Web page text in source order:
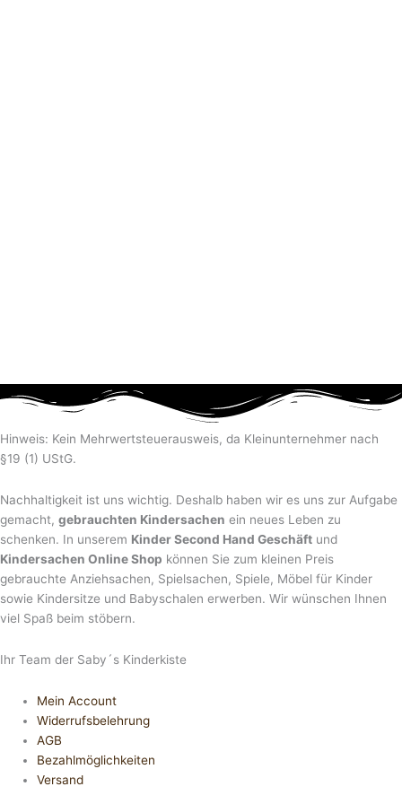
Hinweis: Kein Mehrwertsteuerausweis, da Kleinunternehmer nach
§19 (1) UStG.
Nachhaltigkeit ist uns wichtig. Deshalb haben wir es uns zur Aufgabe
gemacht, gebrauchten Kindersachen ein neues Leben zu
schenken. In unserem Kinder Second Hand Geschäft und
Kindersachen Online Shop können Sie zum kleinen Preis
gebrauchte Anziehsachen, Spiel­sachen, Spiele, Möbel für Kinder
sowie Kindersitze und Babyschalen erwerben. Wir wünschen Ihnen
viel Spaß beim stöbern.
Ihr Team der Saby´s Kinderkiste
Mein Account
Widerrufsbelehrung
AGB
Bezahlmöglichkeiten
Versand